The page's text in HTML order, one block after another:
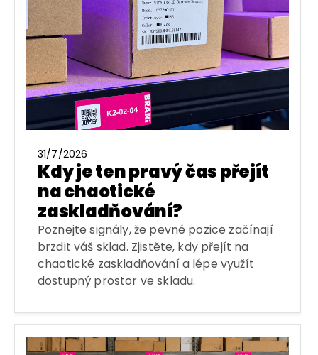
31/7/2026
Kdy je ten pravý čas přejít
na chaotické
zaskladňování?
Poznejte signály, že pevné pozice začínají
brzdit váš sklad. Zjistěte, kdy přejít na
chaotické zaskladňování a lépe využít
dostupný prostor ve skladu.